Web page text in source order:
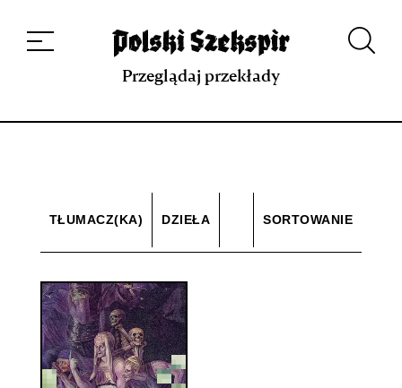
projekcie
Kontakt Indeks strony Aplikacja
Repozytorium XIX w.
Przeglądaj przekłady
TŁUMACZ(KA) DZIEŁA SORTOWANIE